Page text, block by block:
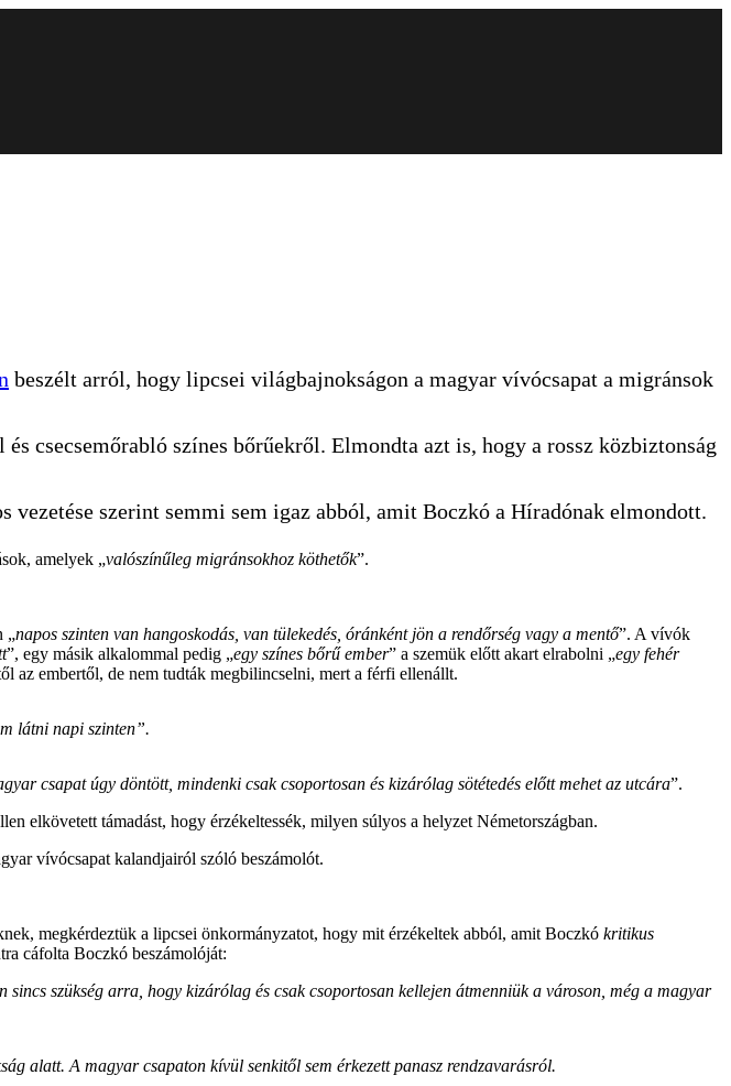
beszélt arról, hogy lipcsei világbajnokságon a magyar vívócsapat a migránsok
csecsemőrabló színes bőrűekről. Elmondta azt is, hogy a rossz közbiztonság
szerint semmi sem igaz abból, amit Boczkó a Híradónak elmondott.
amelyek „valószínűleg migránsokhoz köthetők”.
„napos szinten van hangoskodás, van tülekedés, óránként jön a rendőrség vagy a mentő”. A vívók
”, egy másik alkalommal pedig „egy színes bőrű ember” a szemük előtt akart elrabolni „egy fehér
az embertől, de nem tudták megbilincselni, mert a férfi ellenállt.
látni napi szinten”.
csapat úgy döntött, mindenki csak csoportosan és kizárólag sötétedés előtt mehet az utcára”.
elkövetett támadást, hogy érzékeltessék, milyen súlyos a helyzet Németországban.
vívócsapat kalandjairól szóló beszámolót.
megkérdeztük a lipcsei önkormányzatot, hogy mit érzékeltek abból, amit Boczkó kritikus
cáfolta Boczkó beszámolóját:
szükség arra, hogy kizárólag és csak csoportosan kellejen átmenniük a városon, még a magyar
alatt. A magyar csapaton kívül senkitől sem érkezett panasz rendzavarásról.